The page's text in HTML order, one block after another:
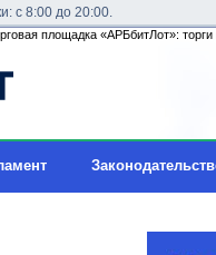
с 8:00 до 20:00.
площадка «АРБбитЛот»: